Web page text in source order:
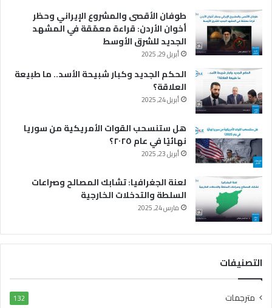
طوفان الأقصى والمشروع الإيراني وحظر
أخوان الأردن: قراءة معمّقة في المشهد
الجديد للشرق الأوسط
أبريل 29, 2025
الحكم الجديد وكبار شبيحة الأسد.. ما طبيعة
العلاقة؟
أبريل 24, 2025
هل ستنسحب القوات الأمريكية من سوريا
نهائيًا في عام ٢٠٢٥؟
أبريل 23, 2025
لعنة الجغرافيا: تشابك المصالح وصراعات
السلطة والتدخلات الخارجية
مارس 24, 2025
التصنيفات
مترجمات 132